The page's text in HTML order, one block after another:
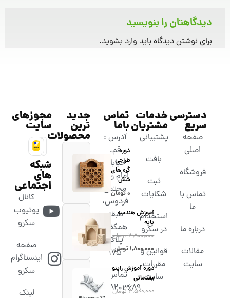
دیدگاهتان را بنویسید
برای نوشتن دیدگاه باید وارد بشوید.
دسترسی
سریع
صفحه
اصلی
فروشگاه
تماس با
ما
درباره ما
مقالات
سایت
خدمات
مشتریان
پشتیبانی
بافت
ثبت
شکایات
استخدام
در سکرو
قوانین و
مقررات
سایت
تماس
باما
آدرس :
قم،
خیابان
امام رضا،
مجتمع
فردوس،
طبقه
همکف،
پلاک
۱۷۵
تماس :
02538203689
جدید
ترین
محصولات
دوره
طراحی
گره های
شش
۰تومان
آموزش هندسه
پایه
۳,۸۰۰,۰۰۰تومان
۱,۸۰۰,۰۰۰تومان
دوره آموزش راینو
مقدماتی
۳,۵۰۰,۰۰۰تومان
مجوزهای
سایت
شبکه
های
اجتماعی
کانال
یوتیوب
سکرو
صفحه
اینستاگرام
سکرو
لینک